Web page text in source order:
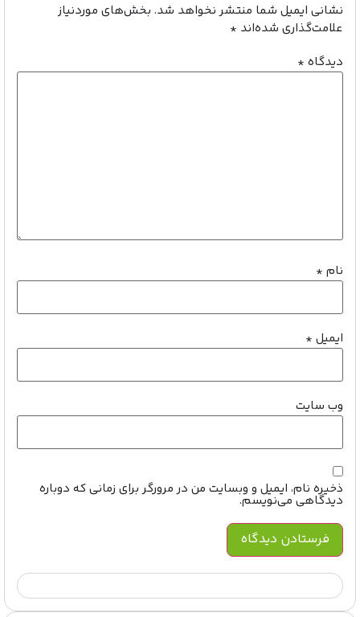
نشانی ایمیل شما منتشر نخواهد شد. بخش‌های موردنیاز
علامت‌گذاری شده‌اند *
دیدگاه *
نام *
ایمیل *
وب‌ سایت
ذخیره نام، ایمیل و وبسایت من در مرورگر برای زمانی که دوباره
دیدگاهی می‌نویسم.